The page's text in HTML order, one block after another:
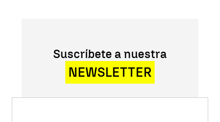
Suscríbete a nuestra
NEWSLETTER